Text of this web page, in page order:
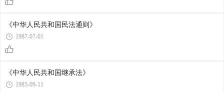
《中华人民共和国民法通则》
1987-07-01
《中华人民共和国继承法》
1985-09-11